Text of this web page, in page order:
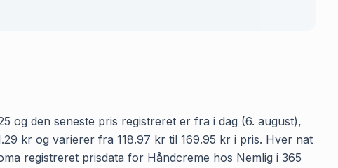
og den seneste pris registreret er fra i dag (6. august),
kr og varierer fra 118.97 kr til 169.95 kr i pris. Hver nat
registreret prisdata for Håndcreme hos Nemlig i 365